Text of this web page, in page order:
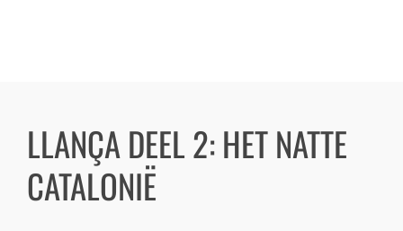
LLANÇA DEEL 2: HET NATTE
CATALONIË